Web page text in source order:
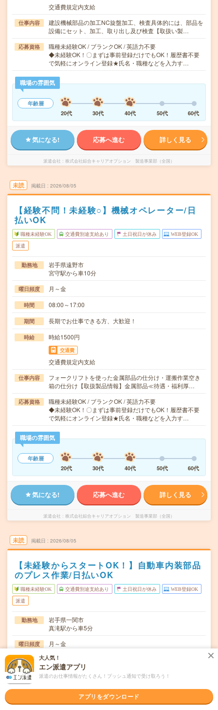
交通費規定内支給
仕事内容
建設機械部品の加工NC旋盤加工、検査具体的には、部品を
設備にセット、加工、取り出し及び検査【取扱い製…
応募資格
職種未経験OK / ブランクOK / 英語力不要
◆未経験OK！〇まずは事前登録だけでもOK！履歴書不要
で気軽にオンライン登録★氏名・職種などを入力す…
職場の雰囲気
年齢層
20代
30代 40代 50代 60代
気になる! 応募へ進む 詳しく見る
派遣会社 株式会社綜合キャリアオプション 製造事業部（全国）
未読 掲載日 2026/08/05
【経験不問！未経験○】機械オペレーター/日
払いOK
職種未経験OK 交通費別途支給あり 土日祝日が休み WEB登録OK
派遣
勤務地
岩手県遠野市
宮守駅から車10分
曜日頻度 月～金
時間 08:00～17:00
期間 長期でお仕事できる方、大歓迎！
時給 時給1500円
交通費
交通費規定内支給
仕事内容
フォークリフトを使った金属部品の仕分け・運搬作業空き
箱の仕分け【取扱製品情報】金属部品≪待遇・福利厚…
応募資格
職種未経験OK / ブランクOK / 英語力不要
◆未経験OK！〇まずは事前登録だけでもOK！履歴書不要
で気軽にオンライン登録★氏名・職種などを入力す…
職場の雰囲気
年齢層
20代
30代 40代 50代 60代
気になる! 応募へ進む 詳しく見る
派遣会社 株式会社綜合キャリアオプション 製造事業部（全国）
未読 掲載日 2026/08/05
【未経験からスタートOK！】自動車内装部品
のプレス作業/日払いOK
職種未経験OK 交通費別途支給あり 土日祝日が休み WEB登録OK
派遣
勤務地
岩手県一関市
真滝駅から車5分
曜日頻度 月～金
時間 (2交替)8:00～16:55、20:25～翌5:20
期間 長期でお仕事できる方、大歓迎！
時給1400～1750円
交通費
大人気！
エン派遣アプリ
派遣のお仕事情報がたくさん！プッシュ通知で受け取ろう！
アプリをダウンロード